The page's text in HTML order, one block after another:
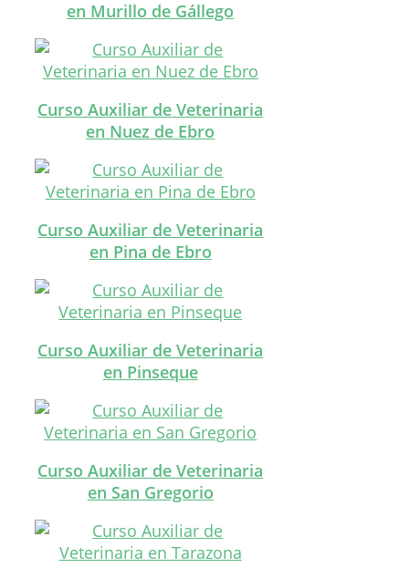
en Murillo de Gállego
Curso Auxiliar de Veterinaria
en Nuez de Ebro
Curso Auxiliar de Veterinaria
en Pina de Ebro
Curso Auxiliar de Veterinaria
en Pinseque
Curso Auxiliar de Veterinaria
en San Gregorio